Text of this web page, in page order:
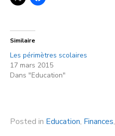
Similaire
Les périmètres scolaires
17 mars 2015
Dans "Education"
Posted in Education, Finances,